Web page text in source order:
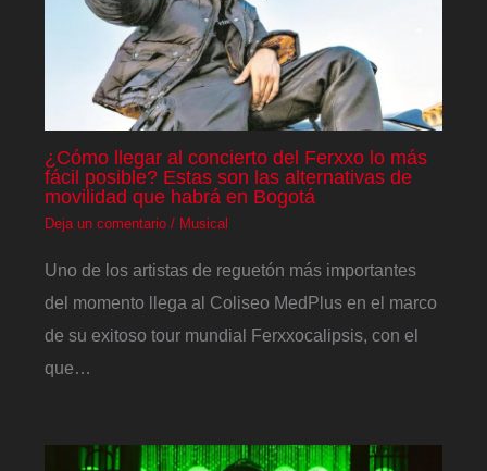
¿Cómo llegar al concierto del Ferxxo lo más
fácil posible? Estas son las alternativas de
movilidad que habrá en Bogotá
Deja un comentario / Musical
Uno de los artistas de reguetón más importantes
del momento llega al Coliseo MedPlus en el marco
de su exitoso tour mundial Ferxxocalipsis, con el
que…